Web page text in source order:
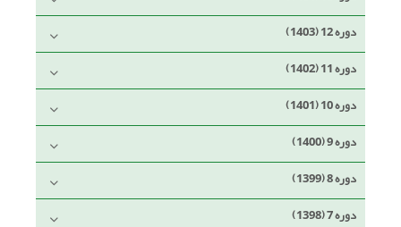
دوره 12 (1403)
دوره 11 (1402)
دوره 10 (1401)
دوره 9 (1400)
دوره 8 (1399)
دوره 7 (1398)